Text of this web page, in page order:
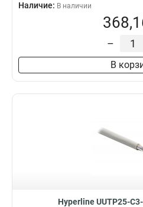
Наличие: В наличии
–
В
Hyperline UUTP25-